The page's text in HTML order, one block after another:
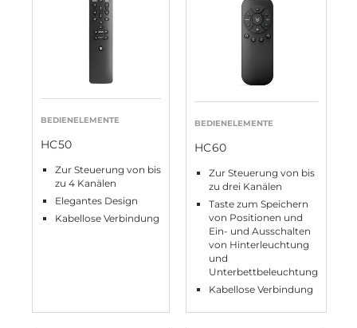
BEDIENELEMENTE
HC50
Zur Steuerung von bis
zu 4 Kanälen
Elegantes Design
Kabellose Verbindung
BEDIENELEMENTE
HC60
Zur Steuerung von bis
zu drei Kanälen
Taste zum Speichern
von Positionen und
Ein- und Ausschalten
von Hinterleuchtung
und
Unterbettbeleuchtung
Kabellose Verbindung